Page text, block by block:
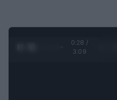
0:29 /
3:09